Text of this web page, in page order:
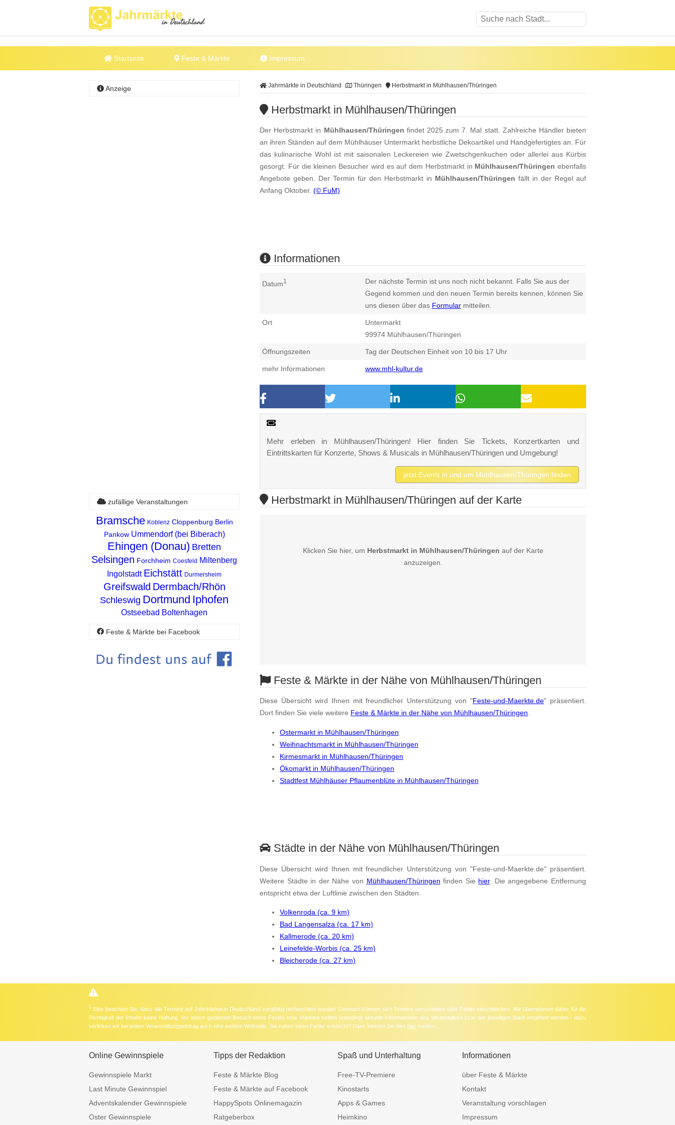
Startseite Feste & Märkte Impressum
Jahrmärkte in Deutschland Thüringen Herbstmarkt in Mühlhausen/Thüringen
Herbstmarkt in Mühlhausen/Thüringen
Der Herbstmarkt in Mühlhausen/Thüringen findet 2025 zum 7. Mal statt. Zahlreiche Händler bieten
an ihren Ständen auf dem Mühlhäuser Untermarkt herbstliche Dekoartikel und Handgefertigtes an. Für
das kulinarische Wohl ist mit saisonalen Leckereien wie Zwetschgenkuchen oder allerlei aus Kürbis
gesorgt. Für die kleinen Besucher wird es auf dem Herbstmarkt in Mühlhausen/Thüringen ebenfalls
Angebote geben. Der Termin für den Herbstmarkt in Mühlhausen/Thüringen fällt in der Regel auf
Anfang Oktober. (© FuM)
Informationen
Datum1
Der nächste Termin ist uns noch nicht bekannt. Falls Sie aus der
Gegend kommen und den neuen Termin bereits kennen, können Sie
uns diesen über das Formular mitteilen.
Ort
Untermarkt
99974 Mühlhausen/Thüringen
Öffnungszeiten Tag der Deutschen Einheit von 10 bis 17 Uhr
mehr Informationen www.mhl-kultur.de
Mehr erleben in Mühlhausen/Thüringen! Hier finden Sie Tickets, Konzertkarten und
Eintrittskarten für Konzerte, Shows & Musicals in Mühlhausen/Thüringen und Umgebung!
jetzt Events in und um Mühlhausen/Thüringen finden
Anzeige
Herbstmarkt in Mühlhausen/Thüringen auf der Karte
Klicken Sie hier, um Herbstmarkt in Mühlhausen/Thüringen auf der Karte
anzuzeigen.
Feste & Märkte in der Nähe von Mühlhausen/Thüringen
Diese Übersicht wird Ihnen mit freundlicher Unterstützung von "Feste-und-Maerkte.de" präsentiert.
Dort finden Sie viele weitere Feste & Märkte in der Nähe von Mühlhausen/Thüringen.
Ostermarkt in Mühlhausen/Thüringen
Weihnachtsmarkt in Mühlhausen/Thüringen
Kirmesmarkt in Mühlhausen/Thüringen
Ökomarkt in Mühlhausen/Thüringen
Stadtfest Mühlhäuser Pflaumenblüte in Mühlhausen/Thüringen
Städte in der Nähe von Mühlhausen/Thüringen
Diese Übersicht wird Ihnen mit freundlicher Unterstützung von "Feste-und-Maerkte.de" präsentiert.
Weitere Städte in der Nähe von Mühlhausen/Thüringen finden Sie hier. Die angegebene Entfernung
entspricht etwa der Luftlinie zwischen den Städten.
Volkenroda (ca. 9 km)
Bad Langensalza (ca. 17 km)
Kallmerode (ca. 20 km)
Leinefelde-Worbis (ca. 25 km)
Bleicherode (ca. 27 km)
zufällige Veranstaltungen
Bramsche Koblenz Cloppenburg Berlin
Pankow Ummendorf (bei Biberach)
Ehingen (Donau) Bretten
Selsingen Forchheim Coesfeld Miltenberg
Ingolstadt Eichstätt Durmersheim
Greifswald Dermbach/Rhön
Schleswig Dortmund Iphofen
Ostseebad Boltenhagen
Feste & Märkte bei Facebook
1 Bitte beachten Sie, dass alle Termine auf Jahrmärkte in Deutschland sorgfältig recherchiert wurden. Dennoch können sich Termine verschieben oder Fehler einschleichen. Wir übernehmen daher für die
Richtigkeit der Inhalte keine Haftung. Vor einem geplanten Besuch eines Festes bzw. Marktes sollten unbedingt aktuelle Informationen des Veranstalters bzw. der jeweiligen Stadt eingeholt werden - dazu
verlinken wir bei jedem Veranstaltungseintrag auch eine weitere Webseite. Sie haben einen Fehler entdeckt? Dann können Sie dies hier melden.
Online Gewinnspiele
Gewinnspiele Markt
Last Minute Gewinnspiel
Adventskalender Gewinnspiele
Oster Gewinnspiele
Tipps der Redaktion
Feste & Märkte Blog
Feste & Märkte auf Facebook
HappySpots Onlinemagazin
Ratgeberbox
Spaß und Unterhaltung
Free-TV-Premiere
Kinostarts
Apps & Games
Heimkino
Informationen
über Feste & Märkte
Kontakt
Veranstaltung vorschlagen
Impressum